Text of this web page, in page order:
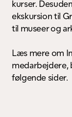
Tidligere
kurser.
ekskursion til
til museer og
Læs mere om
medarbejdere,
følgende sider.